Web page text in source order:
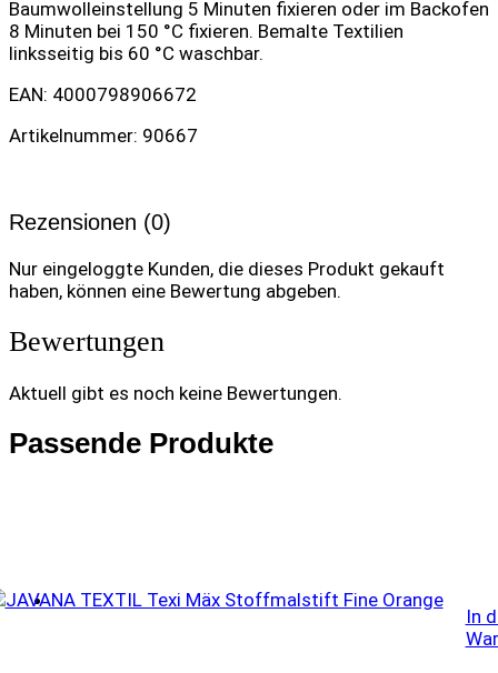
Baumwolleinstellung 5 Minuten fixieren oder im Backofen
8 Minuten bei 150 °C fixieren. Bemalte Textilien
linksseitig bis 60 °C waschbar.
EAN: 4000798906672
Artikelnummer: 90667
Rezensionen (0)
Nur eingeloggte Kunden, die dieses Produkt gekauft
haben, können eine Bewertung abgeben.
Bewertungen
Aktuell gibt es noch keine Bewertungen.
Passende Produkte
In